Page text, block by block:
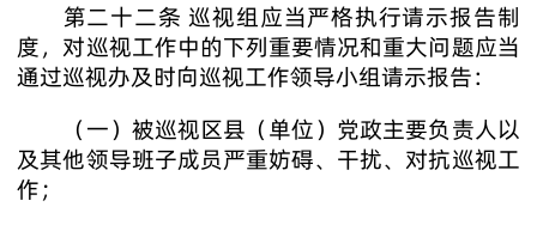
第二十二条 巡视组应当严格执行请示报告制
度，对巡视工作中的下列重要情况和重大问题应当
通过巡视办及时向巡视工作领导小组请示报告：
（一）被巡视区县（单位）党政主要负责人以
及其他领导班子成员严重妨碍、干扰、对抗巡视工
作；